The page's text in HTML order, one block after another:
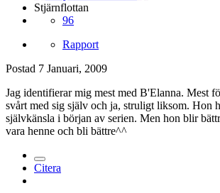
Stjärnflottan
96
Rapport
Postad 7 Januari, 2009
Jag identifierar mig mest med B'Elanna. Mest
svårt med sig själv och ja, struligt liksom. Hon
självkänsla i början av serien. Men hon blir
vara henne och bli bättre^^
Citera